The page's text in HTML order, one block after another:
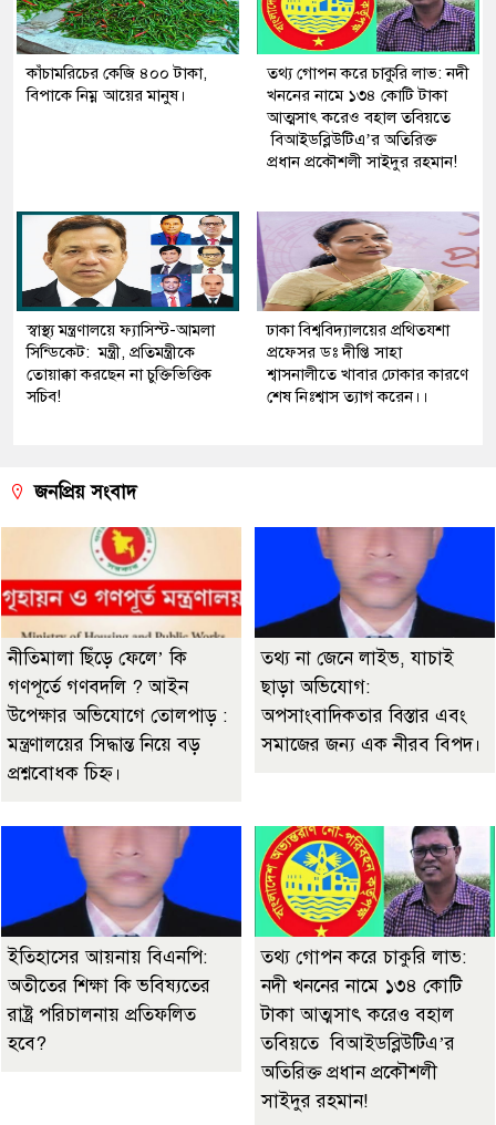
কাঁচামরিচের কেজি ৪০০ টাকা,
বিপাকে নিম্ন আয়ের মানুষ।
তথ্য গোপন করে চাকুরি লাভ: নদী
খননের নামে ১৩৪ কোটি টাকা
আত্মসাৎ করেও বহাল তবিয়তে
বিআইডব্লিউটিএ’র অতিরিক্ত
প্রধান প্রকৌশলী সাইদুর রহমান!
স্বাস্থ্য মন্ত্রণালয়ে ফ্যাসিস্ট-আমলা
সিন্ডিকেট: মন্ত্রী, প্রতিমন্ত্রীকে
তোয়াক্কা করছেন না চুক্তিভিত্তিক
সচিব!
ঢাকা বিশ্ববিদ্যালয়ের প্রথিতযশা
প্রফেসর ডঃ দীপ্তি সাহা
শ্বাসনালীতে খাবার ঢোকার কারণে
শেষ নিঃশ্বাস ত্যাগ করেন।।
জনপ্রিয় সংবাদ
নীতিমালা ছিঁড়ে ফেলে’ কি
গণপূর্তে গণবদলি ? আইন
উপেক্ষার অভিযোগে তোলপাড় :
মন্ত্রণালয়ের সিদ্ধান্ত নিয়ে বড়
প্রশ্নবোধক চিহ্ন।
তথ্য না জেনে লাইভ, যাচাই
ছাড়া অভিযোগ:
অপসাংবাদিকতার বিস্তার এবং
সমাজের জন্য এক নীরব বিপদ।
ইতিহাসের আয়নায় বিএনপি:
অতীতের শিক্ষা কি ভবিষ্যতের
রাষ্ট্র পরিচালনায় প্রতিফলিত
হবে?
তথ্য গোপন করে চাকুরি লাভ:
নদী খননের নামে ১৩৪ কোটি
টাকা আত্মসাৎ করেও বহাল
তবিয়তে বিআইডব্লিউটিএ’র
অতিরিক্ত প্রধান প্রকৌশলী
সাইদুর রহমান!